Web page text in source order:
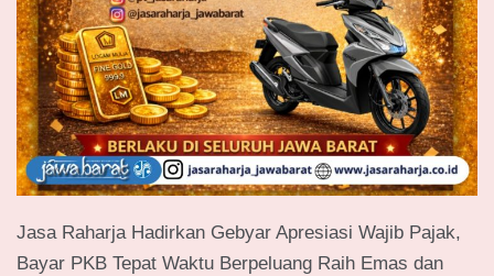
Jasa Raharja Hadirkan Gebyar Apresiasi Wajib Pajak,
Bayar PKB Tepat Waktu Berpeluang Raih Emas dan